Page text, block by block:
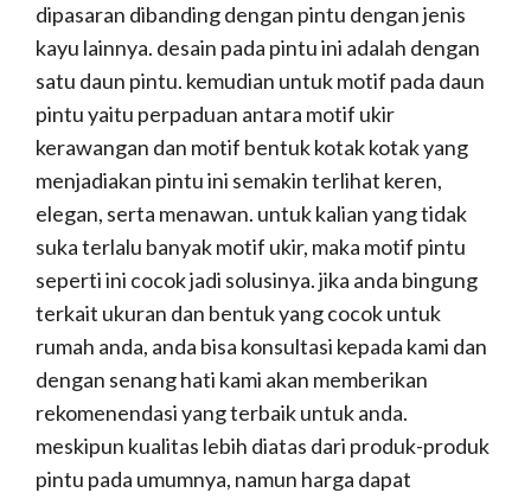
dipasaran dibanding dengan pintu dengan jenis
kayu lainnya. desain pada pintu ini adalah dengan
satu daun pintu. kemudian untuk motif pada daun
pintu yaitu perpaduan antara motif ukir
kerawangan dan motif bentuk kotak kotak yang
menjadiakan pintu ini semakin terlihat keren,
elegan, serta menawan. untuk kalian yang tidak
suka terlalu banyak motif ukir, maka motif pintu
seperti ini cocok jadi solusinya. jika anda bingung
terkait ukuran dan bentuk yang cocok untuk
rumah anda, anda bisa konsultasi kepada kami dan
dengan senang hati kami akan memberikan
rekomenendasi yang terbaik untuk anda.
meskipun kualitas lebih diatas dari produk-produk
pintu pada umumnya, namun harga dapat